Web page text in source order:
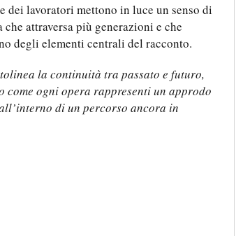
dei lavoratori mettono in luce un senso di
che attraversa più generazioni e che
degli elementi centrali del racconto.
la continuità tra passato e futuro,
come ogni opera rappresenti un approdo
di un percorso ancora in